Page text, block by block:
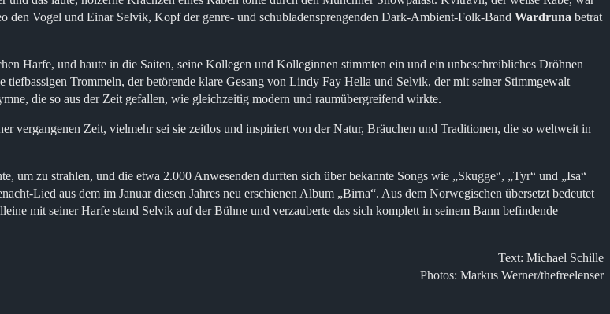
Vogel und Einar Selvik, Kopf der genre- und schubladensprengenden Dark-Ambient-Folk-Band Wardruna betrat
Harfe, und haute in die Saiten, seine Kollegen und Kolleginnen stimmten ein und ein unbeschreibliches Dröhnen
Trommeln, der betörende klare Gesang von Lindy Fay Hella und Selvik, der mit seiner Stimmgewalt
die so aus der Zeit gefallen, wie gleichzeitig modern und raumübergreifend wirkte.
vergangenen Zeit, vielmehr sei sie zeitlos und inspiriert von der Natur, Bräuchen und Traditionen, die so weltweit in
um zu strahlen, und die etwa 2.000 Anwesenden durften sich über bekannte Songs wie „Skugge“, „Tyr“ und „Isa“
Lied aus dem im Januar diesen Jahres neu erschienen Album „Birna“. Aus dem Norwegischen übersetzt bedeutet
mit seiner Harfe stand Selvik auf der Bühne und verzauberte das sich komplett in seinem Bann befindende
Text: Michael Schille
Photos: Markus Werner/thefreelenser